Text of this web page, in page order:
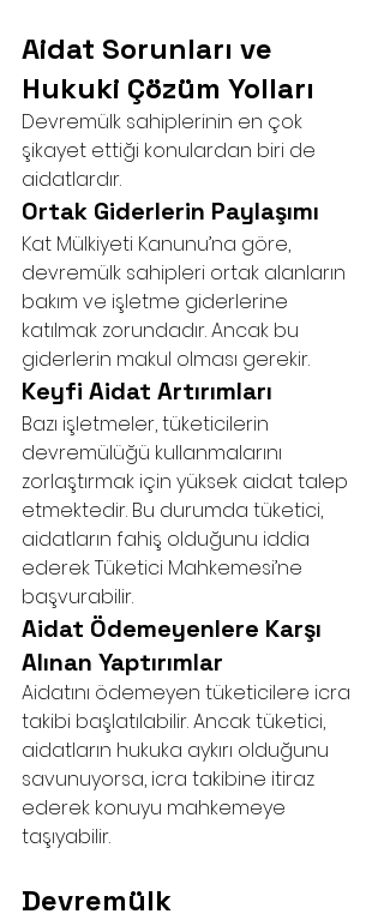
Aidat Sorunları ve
Hukuki Çözüm Yolları
Devremülk sahiplerinin en çok
şikayet ettiği konulardan biri de
aidatlardır.
Ortak Giderlerin Paylaşımı
Kat Mülkiyeti Kanunu’na göre,
devremülk sahipleri ortak alanların
bakım ve işletme giderlerine
katılmak zorundadır. Ancak bu
giderlerin makul olması gerekir.
Keyfi Aidat Artırımları
Bazı işletmeler, tüketicilerin
devremülüğü kullanmalarını
zorlaştırmak için yüksek aidat talep
etmektedir. Bu durumda tüketici,
aidatların fahiş olduğunu iddia
ederek Tüketici Mahkemesi’ne
başvurabilir.
Aidat Ödemeyenlere Karşı
Alınan Yaptırımlar
Aidatını ödemeyen tüketicilere icra
takibi başlatılabilir. Ancak tüketici,
aidatların hukuka aykırı olduğunu
savunuyorsa, icra takibine itiraz
ederek konuyu mahkemeye
taşıyabilir.
Devremülk